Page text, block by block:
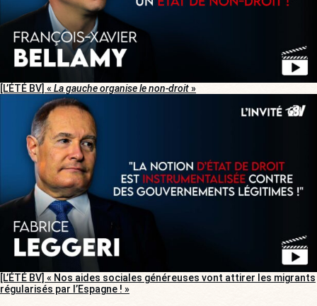
[L’ÉTÉ BV] « La gauche organise le non-droit»
[L’ÉTÉ BV] « Nos aides sociales généreuses vont attirer les migrants
régularisés par l’Espagne ! »